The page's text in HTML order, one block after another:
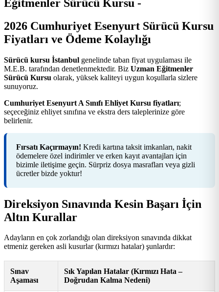
2026 Cumhuriyet Esenyurt Sürücü Kursu
Fiyatları ve Ödeme Kolaylığı
Sürücü kursu İstanbul genelinde taban fiyat uygulaması ile
M.E.B. tarafından denetlenmektedir. Biz Uzman Eğitmenler
Sürücü Kursu olarak, yüksek kaliteyi uygun koşullarla sizlere
sunuyoruz.
Cumhuriyet Esenyurt A Sınıfı Ehliyet Kursu fiyatları;
seçeceğiniz ehliyet sınıfına ve ekstra ders taleplerinize göre
belirlenir.
Fırsatı Kaçırmayın! Kredi kartına taksit imkanları, nakit
ödemelere özel indirimler ve erken kayıt avantajları için
bizimle iletişime geçin. Sürpriz dosya masrafları veya gizli
ücretler bizde yoktur!
Direksiyon Sınavında Kesin Başarı İçin
Altın Kurallar
Adayların en çok zorlandığı olan direksiyon sınavında dikkat
etmeniz gereken asli kusurlar (kırmızı hatalar) şunlardır:
Sınav
Aşaması
Sık Yapılan Hatalar (Kırmızı Hata –
Doğrudan Kalma Nedeni)